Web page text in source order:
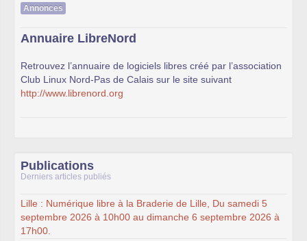
Annonces
Annuaire LibreNord
Retrouvez l’annuaire de logiciels libres créé par l’association
Club Linux Nord-Pas de Calais sur le site suivant
http://www.librenord.org
Publications
Derniers articles publiés
Lille : Numérique libre à la Braderie de Lille, Du samedi 5
septembre 2026 à 10h00 au dimanche 6 septembre 2026 à
17h00.